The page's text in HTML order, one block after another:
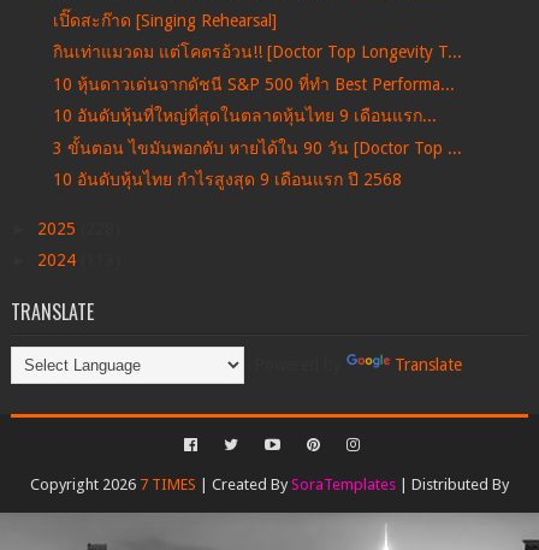
เปิ๊ดสะก๊าด [Singing Rehearsal]
กินเท่าแมวดม แต่โคตรอ้วน!! [Doctor Top Longevity T...
10 หุ้นดาวเด่นจากดัชนี S&P 500 ที่ทำ Best Performa...
10 อันดับหุ้นที่ใหญ่ที่สุดในตลาดหุ้นไทย 9 เดือนแรก...
3 ขั้นตอน ไขมันพอกตับ หายได้ใน 90 วัน [Doctor Top ...
10 อันดับหุ้นไทย กำไรสูงสุด 9 เดือนแรก ปี 2568
2025
2024
TRANSLATE
Translate
Copyright 2026 7 TIMES | Created By SoraTemplates| Distributed By